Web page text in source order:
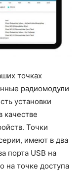
точках
радиомодули
установки
качестве
Точки
имеют в два
порта USB на
на точке доступа